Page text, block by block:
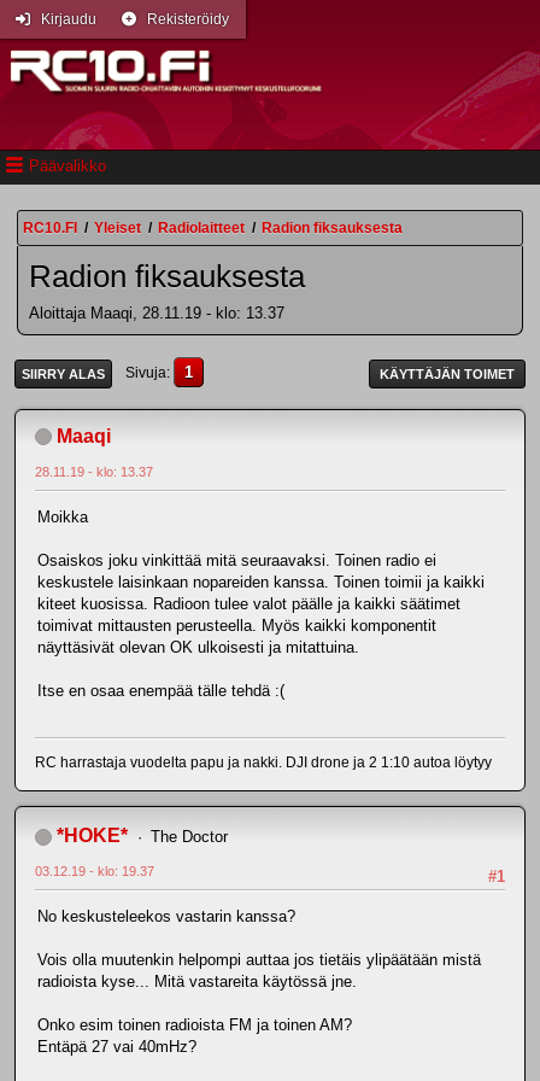
Päävalikko
Kirjaudu Rekisteröidy
RC10.FI / Yleiset / Radiolaitteet / Radion fiksauksesta
Radion fiksauksesta
Aloittaja Maaqi, 28.11.19 - klo: 13.37
SIIRRY ALAS Sivuja 1 KÄYTTÄJÄN TOIMET
Maaqi
28.11.19 - klo: 13.37
Moikka
Osaiskos joku vinkittää mitä seuraavaksi. Toinen radio ei
keskustele laisinkaan nopareiden kanssa. Toinen toimii ja kaikki
kiteet kuosissa. Radioon tulee valot päälle ja kaikki säätimet
toimivat mittausten perusteella. Myös kaikki komponentit
näyttäsivät olevan OK ulkoisesti ja mitattuina.
Itse en osaa enempää tälle tehdä :(
RC harrastaja vuodelta papu ja nakki. DJI drone ja 2 1:10 autoa löytyy
*HOKE* The Doctor
#1
03.12.19 - klo: 19.37
No keskusteleekos vastarin kanssa?
Vois olla muutenkin helpompi auttaa jos tietäis ylipäätään mistä
radioista kyse... Mitä vastareita käytössä jne.
Onko esim toinen radioista FM ja toinen AM?
Entäpä 27 vai 40mHz?